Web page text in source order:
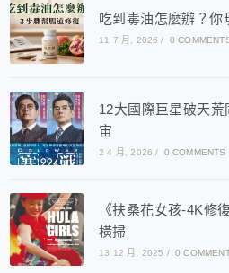
吃到毒油怎麼辦？你
11 7 月, 2026 / 0
12大國際巨星破天
宙
2 4 月, 2026 / 0 COMMENTS
《扶桑花女孩-4K修
橫掃
13 12 月, 2025 / 0